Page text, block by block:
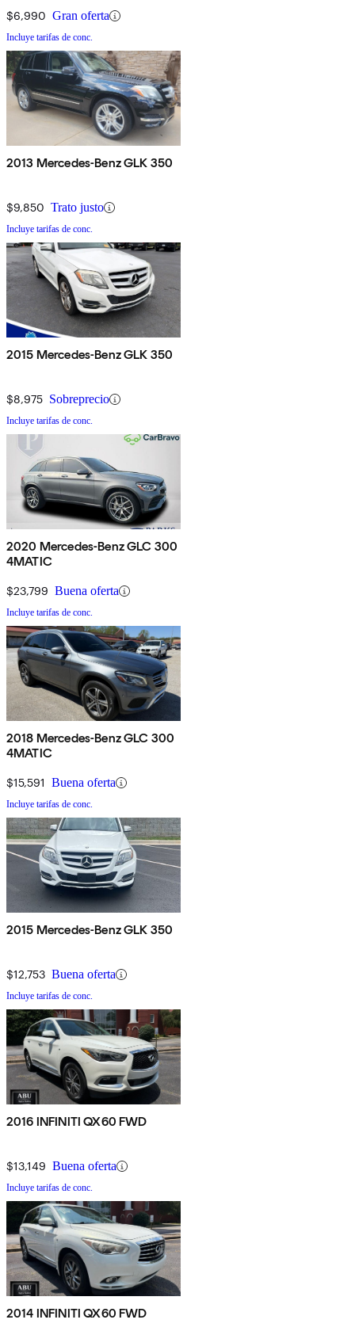
$6,990 Gran oferta
Incluye tarifas de conc.
2013 Mercedes-Benz GLK 350
$9,850 Trato justo
Incluye tarifas de conc.
2015 Mercedes-Benz GLK 350
$8,975 Sobreprecio
Incluye tarifas de conc.
2020 Mercedes-Benz GLC 300
4MATIC
$23,799 Buena oferta
Incluye tarifas de conc.
2018 Mercedes-Benz GLC 300
4MATIC
$15,591 Buena oferta
Incluye tarifas de conc.
2015 Mercedes-Benz GLK 350
$12,753 Buena oferta
Incluye tarifas de conc.
2016 INFINITI QX60 FWD
$13,149 Buena oferta
Incluye tarifas de conc.
2014 INFINITI QX60 FWD